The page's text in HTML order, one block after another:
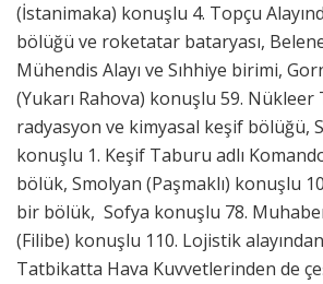
(İstanimaka) konuşlu 4. Topçu
bölüğü ve roketatar bataryası,
Mühendis Alayı ve Sıhhiye birimi,
(Yukarı Rahova) konuşlu 59. Nükleer
radyasyon ve kimyasal keşif bölüğü,
konuşlu 1. Keşif Taburu adlı
bölük, Smolyan (Paşmaklı) konuşlu
bir bölük, Sofya konuşlu 78.
(Filibe) konuşlu 110. Lojistik
Tatbikatta Hava Kuvvetlerinden de